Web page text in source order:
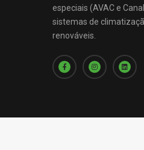
especiais (AVAC e
sistemas de
renováveis.